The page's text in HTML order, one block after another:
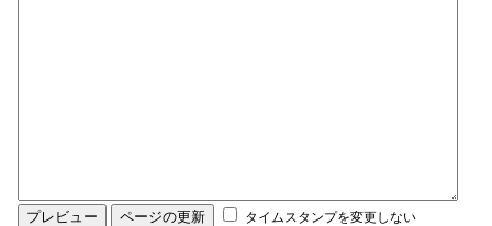
タイムスタンプを変更しない